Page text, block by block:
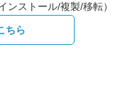
ンストール/複製/移転）
ちら